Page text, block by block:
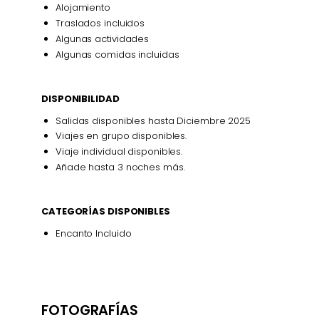
Alojamiento
Traslados incluidos
Algunas actividades
Algunas comidas incluidas
DISPONIBILIDAD
Salidas disponibles hasta Diciembre 2025
Viajes en grupo disponibles.
Viaje individual disponibles.
Añade hasta 3 noches más.
CATEGORÍAS DISPONIBLES
Encanto Incluido
FOTOGRAFÍAS